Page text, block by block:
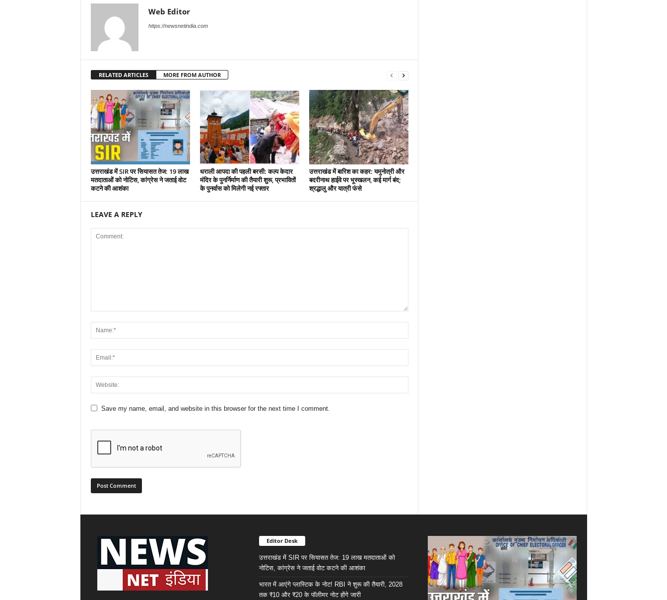
Web Editor
https://newsnetindia.com
RELATED ARTICLES MORE FROM AUTHOR
उत्तराखंड में SIR पर सियासत तेज: 19 लाख
मतदाताओं को नोटिस, कांग्रेस ने जताई वोट
कटने की आशंका
धराली आपदा की पहली बरसी: कल्प केदार
मंदिर के पुनर्निर्माण की तैयारी शुरू, प्रभावितों
के पुनर्वास को मिलेगी नई रफ्तार
उत्तराखंड में बारिश का कहर: यमुनोत्री और
बदरीनाथ हाईवे पर भूस्खलन, कई मार्ग बंद;
श्रद्धालु और यात्री फंसे
LEAVE A REPLY
Save my name, email, and website in this browser for the next time I comment.
Editor Desk
उत्तराखंड में SIR पर सियासत तेज: 19 लाख मतदाताओं को
नोटिस, कांग्रेस ने जताई वोट कटने की आशंका
भारत में आएंगे प्लास्टिक के नोट! RBI ने शुरू की तैयारी, 2028
तक ₹10 और ₹20 के पॉलीमर नोट होंगे जारी